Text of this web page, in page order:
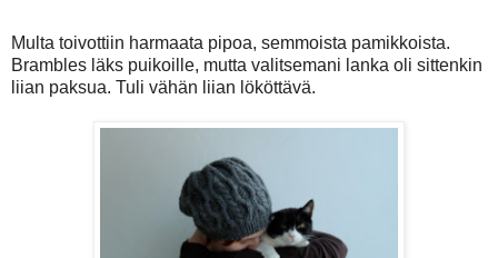
Multa toivottiin harmaata pipoa, semmoista pamikkoista.
Brambles läks puikoille, mutta valitsemani lanka oli sittenkin
liian paksua. Tuli vähän liian lököttävä.